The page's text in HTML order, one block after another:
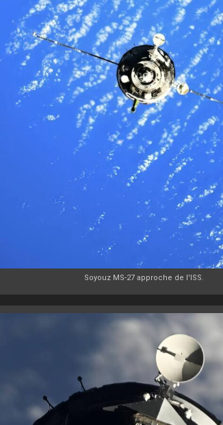
Soyouz MS-27 approche de l'ISS.